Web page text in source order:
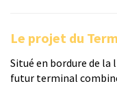
Le projet du
Situé en bordure de la
futur terminal